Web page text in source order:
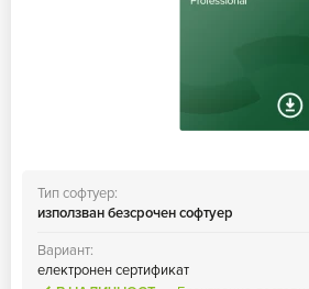
Тип софтуер:
използван безсрочен софтуер
Вариант:
електронен сертификат